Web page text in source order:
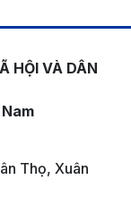
HỘI VÀ DÂN
Thọ, Xuân